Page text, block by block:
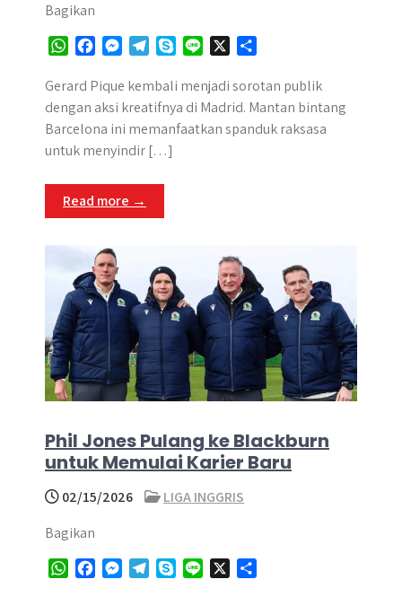
Bagikan
W
a
t
s
A
p
c
e
b
o
k
s
s
e
n
e
r
l
e
g
r
a
m
y
p
e
n
e
a
r
e
Gerard Pique kembali menjadi sorotan publik
dengan aksi kreatifnya di Madrid. Mantan bintang
Barcelona ini memanfaatkan spanduk raksasa
untuk menyindir […]
Read more →
Phil Jones Pulang ke Blackburn
untuk Memulai Karier Baru
02/15/2026
LIGA INGGRIS
Bagikan
W